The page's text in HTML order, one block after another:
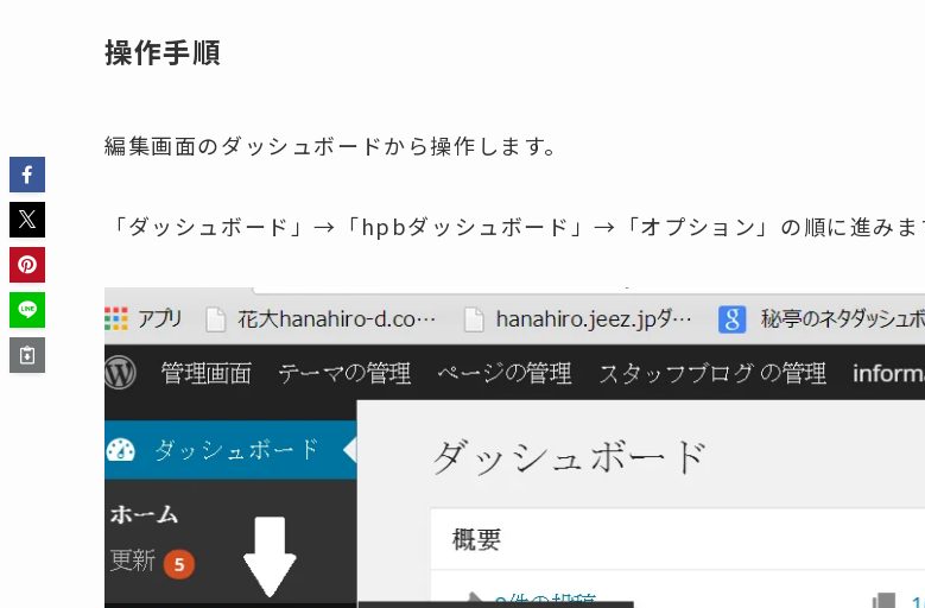
操作手順
編集画面のダッシュボードから操作します。
「ダッシュボード」→「hpbダッシュボード」→「オプション」の順に進みま